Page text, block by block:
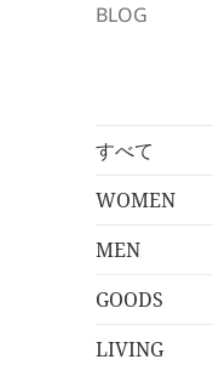
BLOG
すべて
WOMEN
MEN
GOODS
LIVING